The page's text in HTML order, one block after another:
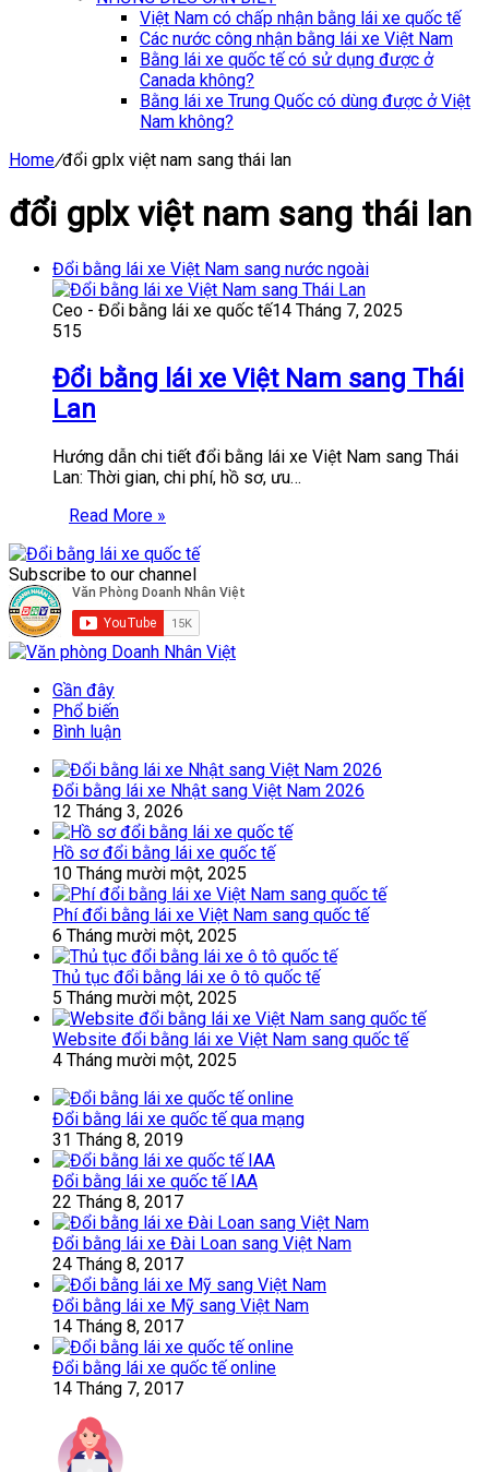
Việt Nam có chấp nhận bằng lái xe quốc tế
Các nước công nhận bằng lái xe Việt Nam
Bằng lái xe quốc tế có sử dụng được ở
Canada không?
Bằng lái xe Trung Quốc có dùng được ở Việt
Nam không?
Home/đổi gplx việt nam sang thái lan
đổi gplx việt nam sang thái lan
Đổi bằng lái xe Việt Nam sang nước ngoài
Ceo - Đổi bằng lái xe quốc tế14 Tháng 7, 2025
515
Đổi bằng lái xe Việt Nam sang Thái
Lan
Hướng dẫn chi tiết đổi bằng lái xe Việt Nam sang Thái
Lan: Thời gian, chi phí, hồ sơ, ưu…
Read More »
Subscribe to our channel
Gần đây
Phổ biến
Bình luận
Đổi bằng lái xe Nhật sang Việt Nam 2026
12 Tháng 3, 2026
Hồ sơ đổi bằng lái xe quốc tế
10 Tháng mười một, 2025
Phí đổi bằng lái xe Việt Nam sang quốc tế
6 Tháng mười một, 2025
Thủ tục đổi bằng lái xe ô tô quốc tế
5 Tháng mười một, 2025
Website đổi bằng lái xe Việt Nam sang quốc tế
4 Tháng mười một, 2025
Đổi bằng lái xe quốc tế qua mạng
31 Tháng 8, 2019
Đổi bằng lái xe quốc tế IAA
22 Tháng 8, 2017
Đổi bằng lái xe Đài Loan sang Việt Nam
24 Tháng 8, 2017
Đổi bằng lái xe Mỹ sang Việt Nam
14 Tháng 8, 2017
Đổi bằng lái xe quốc tế online
14 Tháng 7, 2017